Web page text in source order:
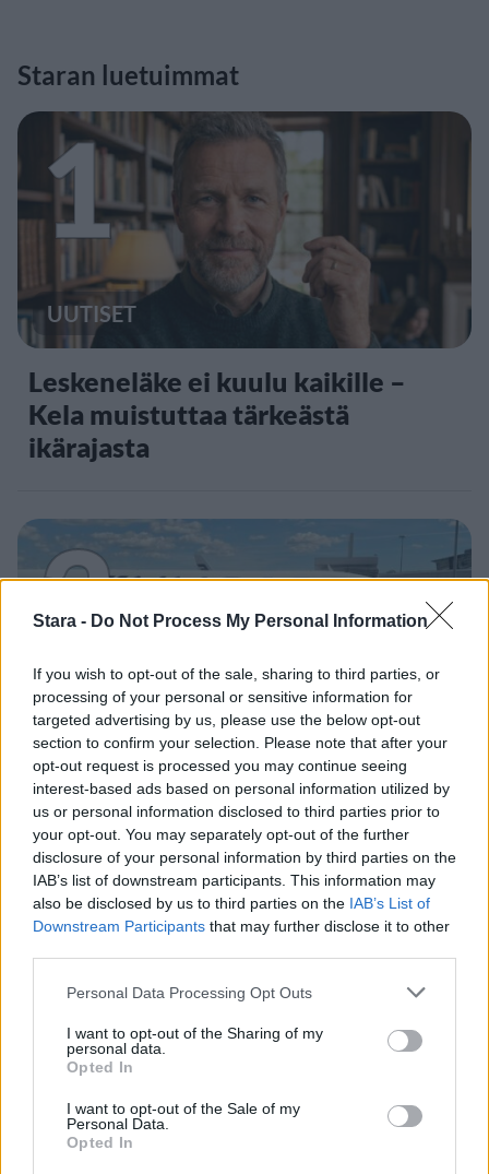
Stara - Do Not Process My Personal Information
If you wish to opt-out of the sale, sharing to third parties, or
processing of your personal or sensitive information for
targeted advertising by us, please use the below opt-out
section to confirm your selection. Please note that after your
opt-out request is processed you may continue seeing
interest-based ads based on personal information utilized by
us or personal information disclosed to third parties prior to
your opt-out. You may separately opt-out of the further
disclosure of your personal information by third parties on the
IAB’s list of downstream participants. This information may
also be disclosed by us to third parties on the IAB’s List of
Downstream Participants that may further disclose it to other
Personal Data Processing Opt Outs
I want to opt-out of the Sharing of my
personal data.
Opted In
I want to opt-out of the Sale of my
Personal Data.
Opted In
Staran luetuimmat
1
UUTISET
Leskeneläke ei kuulu kaikille –
Kela muistuttaa tärkeästä
ikärajasta
2
MATKAILU
Finnairin lennoista osan lentää
jatkossa toinen lentoyhtiö –
matkustajille tärkeä rajoitus
3
VIIHDEUUTISET